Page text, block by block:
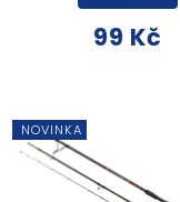
99 Kč
NOVINKA